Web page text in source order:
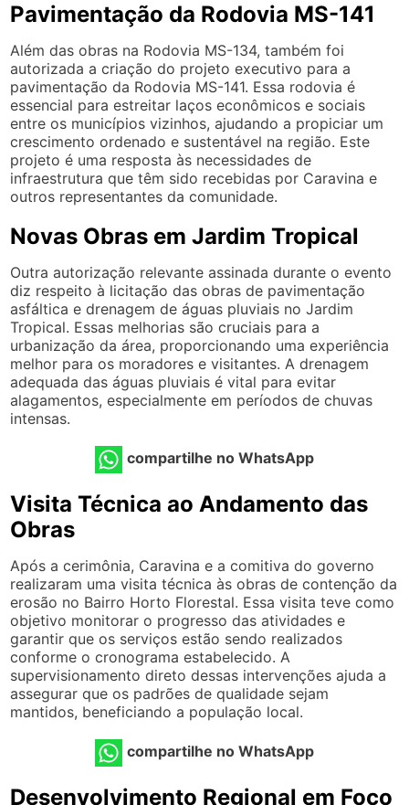
Pavimentação da Rodovia MS-141
Além das obras na Rodovia MS-134, também foi
autorizada a criação do projeto executivo para a
pavimentação da Rodovia MS-141. Essa rodovia é
essencial para estreitar laços econômicos e sociais
entre os municípios vizinhos, ajudando a propiciar um
crescimento ordenado e sustentável na região. Este
projeto é uma resposta às necessidades de
infraestrutura que têm sido recebidas por Caravina e
outros representantes da comunidade.
Novas Obras em Jardim Tropical
Outra autorização relevante assinada durante o evento
diz respeito à licitação das obras de pavimentação
asfáltica e drenagem de águas pluviais no Jardim
Tropical. Essas melhorias são cruciais para a
urbanização da área, proporcionando uma experiência
melhor para os moradores e visitantes. A drenagem
adequada das águas pluviais é vital para evitar
alagamentos, especialmente em períodos de chuvas
intensas.
compartilhe no WhatsApp
Visita Técnica ao Andamento das
Obras
Após a cerimônia, Caravina e a comitiva do governo
realizaram uma visita técnica às obras de contenção da
erosão no Bairro Horto Florestal. Essa visita teve como
objetivo monitorar o progresso das atividades e
garantir que os serviços estão sendo realizados
conforme o cronograma estabelecido. A
supervisionamento direto dessas intervenções ajuda a
assegurar que os padrões de qualidade sejam
mantidos, beneficiando a população local.
compartilhe no WhatsApp
Desenvolvimento Regional em Foco